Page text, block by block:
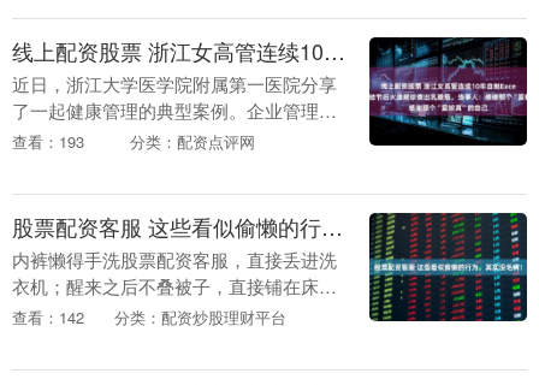
者钱财，给当事....
线上配资股票 浙江女高管连续10年自制Excel表，发现长结节后火速就诊查出乳腺癌，当事人：感谢那个“爱较真”的自己
近日，浙江大学医学院附属第一医院分享
了一起健康管理的典型案例。企业管理者
林女士（化名）曾因一个坚持了十年的习
据，让她及....
查看：193 分类：配资点评网
股票配资客服 这些看似偷懒的行为，其实没毛病！
内裤懒得手洗股票配资客服，直接丢进洗
衣机；醒来之后不叠被子，直接铺在床
上……日常生活中，每个人都有过“偷
大事。何况，这些行....
查看：142 分类：配资炒股理财平台